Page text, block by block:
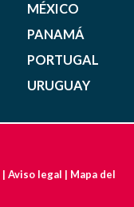
MÉXICO
PANAMÁ
PORTUGAL
URUGUAY
| Aviso legal | Mapa del